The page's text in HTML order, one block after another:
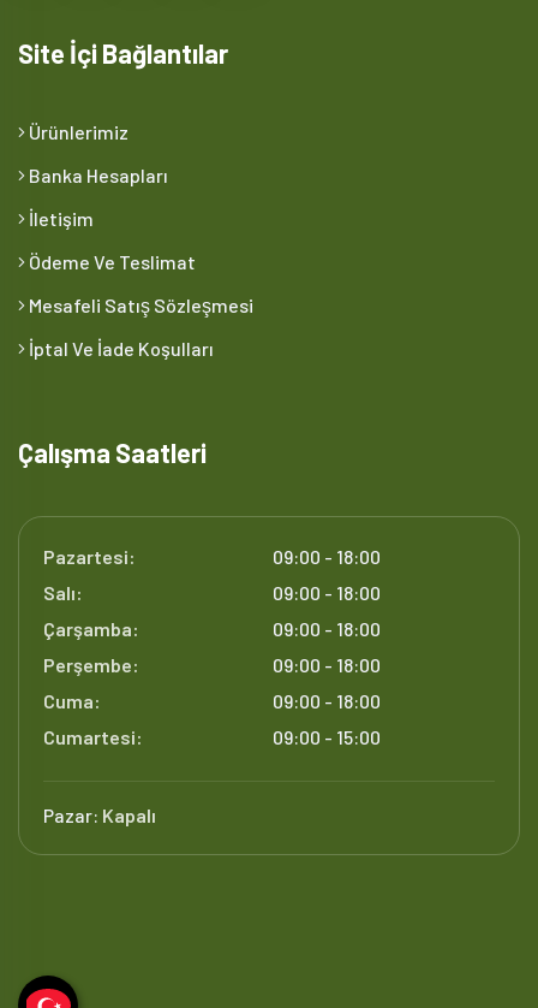
Site İçi Bağlantılar
Ürünlerimiz
Banka Hesapları
İletişim
Ödeme Ve Teslimat
Mesafeli Satış Sözleşmesi
İptal Ve İade Koşulları
Çalışma Saatleri
Pazartesi:
09:00 - 18:00
Salı:
09:00 - 18:00
Çarşamba:
09:00 - 18:00
Perşembe:
09:00 - 18:00
Cuma:
09:00 - 18:00
Cumartesi:
09:00 - 15:00
Pazar: Kapalı